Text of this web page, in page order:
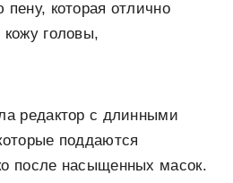
которая отлично
головы,
редактор с длинными
поддаются
после насыщенных масок.